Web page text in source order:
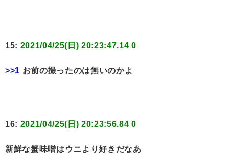
15: 2021/04/25(日) 20:23:47.14 0
>>1 お前の撮ったのは無いのかよ
16: 2021/04/25(日) 20:23:56.84 0
新鮮な蟹味噌はウニより好きだなあ